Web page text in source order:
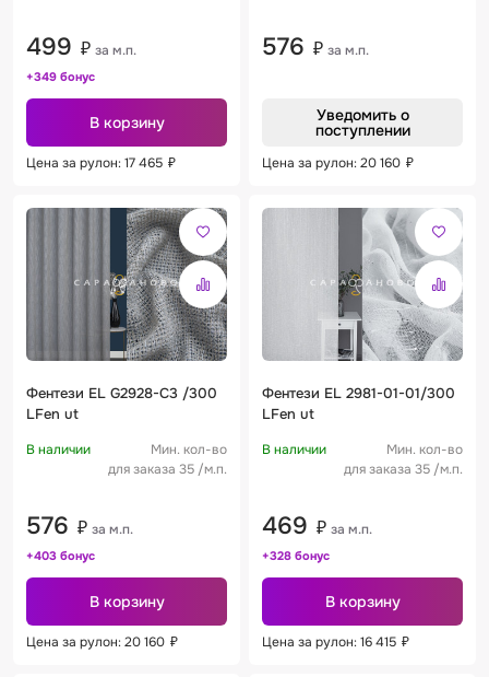
499 ₽ за м.п.
+349 бонус
В корзину
Цена за рулон: 17 465 ₽
576 ₽ за м.п.
Уведомить о
поступлении
Цена за рулон: 20 160 ₽
Фентези EL G2928-C3 /300
LFen ut
В наличии
Мин. кол-во
для заказа 35 /м.п.
576 ₽ за м.п.
+403 бонус
В корзину
Цена за рулон: 20 160 ₽
Фентези EL 2981-01-01/300
LFen ut
В наличии
Мин. кол-во
для заказа 35 /м.п.
469 ₽ за м.п.
+328 бонус
В корзину
Цена за рулон: 16 415 ₽